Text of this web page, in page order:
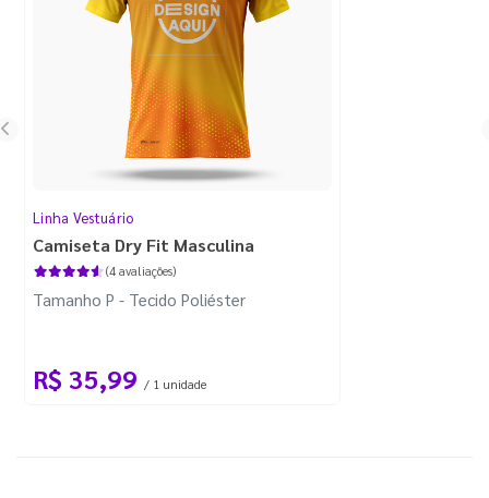
Linha Vestuário
Camiseta Dry Fit Masculina
(4 avaliações)
Tamanho P - Tecido Poliéster
R$ 35,99 / 1 unidade